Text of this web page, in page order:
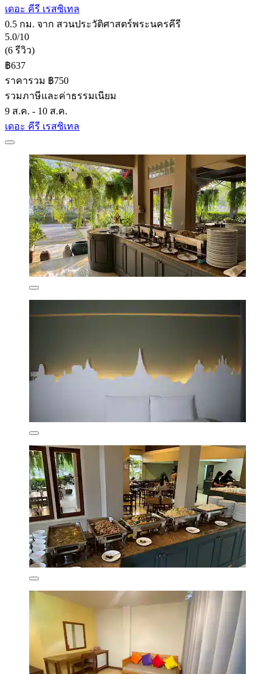
เดอะ คีรี เรสซิเทล
0.5 กม. จาก สวนประวัติศาสตร์พระนครคีรี
5.0/10
(6 รีวิว)
฿637
ราคารวม ฿750
รวมภาษีและค่าธรรมเนียม
9 ส.ค. - 10 ส.ค.
เดอะ คีรี เรสซิเทล